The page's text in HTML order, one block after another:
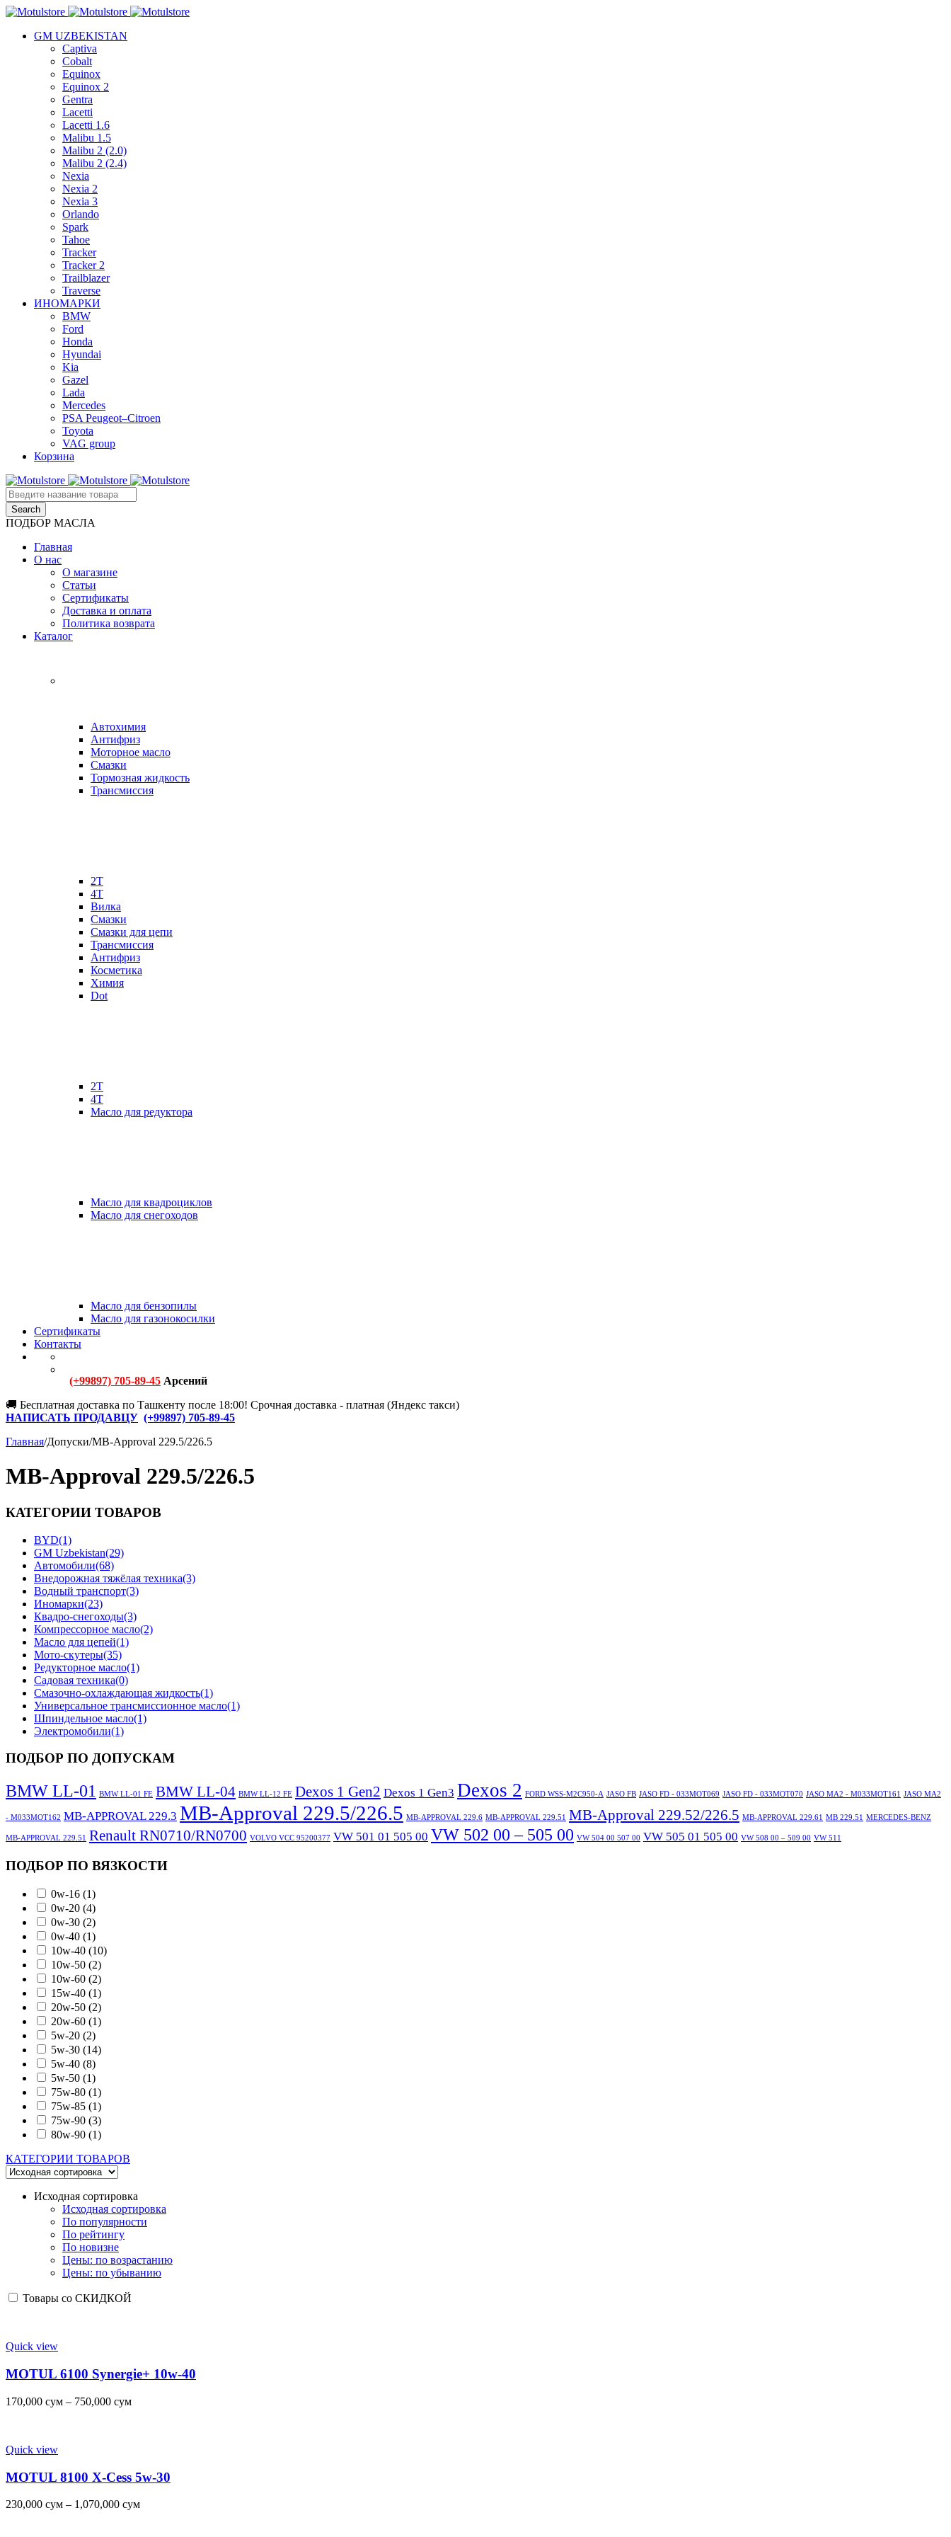
GM UZBEKISTAN
Captiva
Cobalt
Equinox
Equinox 2
Gentra
Lacetti
Lacetti 1.6
Malibu 1.5
Malibu 2 (2.0)
Malibu 2 (2.4)
Nexia
Nexia 2
Nexia 3
Orlando
Spark
Tahoe
Tracker
Tracker 2
Trailblazer
Traverse
ИНОМАРКИ
BMW
Ford
Honda
Hyundai
Kia
Gazel
Lada
Mercedes
PSA Peugeot–Citroen
Toyota
VAG group
Корзина
ПОДБОР МАСЛА
Главная
О нас
О магазине
Статьи
Сертификаты
Доставка и оплата
Политика возврата
Каталог
Автохимия
Антифриз
Моторное масло
Смазки
Тормозная жидкость
Трансмиссия
2Т
4Т
Вилка
Смазки
Смазки для цепи
Трансмиссия
Антифриз
Косметика
Химия
Dot
2Т
4Т
Масло для редуктора
Масло для квадроциклов
Масло для снегоходов
Масло для бензопилы
Масло для газонокосилки
Сертификаты
Контакты
(+99897) 705-89-45 Арсений
🚚 Бесплатная доставка по Ташкенту после 18:00! Срочная доставка - платная (Яндекс такси)
НАПИСАТЬ ПРОДАВЦУ (+99897) 705-89-45
Главная/Допуски/MB-Approval 229.5/226.5
MB-Approval 229.5/226.5
КАТЕГОРИИ ТОВАРОВ
BYD(1)
GM Uzbekistan(29)
Автомобили(68)
Внедорожная тяжёлая техника(3)
Водный транспорт(3)
Иномарки(23)
Квадро-снегоходы(3)
Компрессорное масло(2)
Масло для цепей(1)
Мото-скутеры(35)
Редукторное масло(1)
Садовая техника(0)
Смазочно-охлаждающая жидкость(1)
Универсальное трансмиссионное масло(1)
Шпиндельное масло(1)
Электромобили(1)
ПОДБОР ПО ДОПУСКАМ
BMW LL-01 BMW LL-01 FE BMW LL-04 BMW LL-12 FE Dexos 1 Gen2 Dexos 1 Gen3 Dexos 2 FORD WSS-M2C950-A JASO FB JASO FD - 033MOT069 JASO FD - 033MOT070 JASO MA2 - M033MOT161 JASO MA2
- M033MOT162 MB-APPROVAL 229.3 MB-Approval 229.5/226.5 MB-APPROVAL 229.6 MB-APPROVAL 229.51 MB-Approval 229.52/226.5 MB-APPROVAL 229.61 MB 229.51 MERCEDES-BENZ
MB-APPROVAL 229.51 Renault RN0710/RN0700 VOLVO VCC 95200377 VW 501 01 505 00 VW 502 00 – 505 00 VW 504 00 507 00 VW 505 01 505 00 VW 508 00 – 509 00 VW 511
ПОДБОР ПО ВЯЗКОСТИ
0w-16 (1)
0w-20 (4)
0w-30 (2)
0w-40 (1)
10w-40 (10)
10w-50 (2)
10w-60 (2)
15w-40 (1)
20w-50 (2)
20w-60 (1)
5w-20 (2)
5w-30 (14)
5w-40 (8)
5w-50 (1)
75w-80 (1)
75w-85 (1)
75w-90 (3)
80w-90 (1)
КАТЕГОРИИ ТОВАРОВ
Исходная сортировка
Исходная сортировка
По популярности
По рейтингу
По новизне
Цены: по возрастанию
Цены: по убыванию
Товары со СКИДКОЙ
Quick view
MOTUL 6100 Synergie+ 10w-40
170,000 сум – 750,000 сум
Quick view
MOTUL 8100 X-Cess 5w-30
230,000 сум – 1,070,000 сум